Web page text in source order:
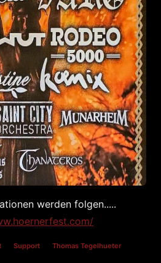
werden folgen.....
Support Thomas Tegelhueter